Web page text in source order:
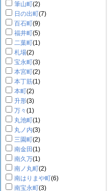
筆山町(2)
日の出町(7)
百石町(9)
福井町(5)
二葉町(1)
札場(2)
宝永町(3)
本宮町(2)
本丁筋(1)
本町(2)
升形(3)
万々(1)
丸池町(1)
丸ノ内(3)
三園町(2)
南金田(1)
南久万(1)
南ノ丸町(2)
南はりまや町(6)
南宝永町(3)